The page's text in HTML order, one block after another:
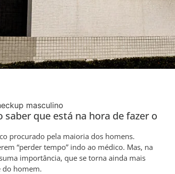
que está na hora de fazer o
procurado pela maioria dos homens.
“perder tempo” indo ao médico. Mas, na
importância, que se torna ainda mais
do homem.